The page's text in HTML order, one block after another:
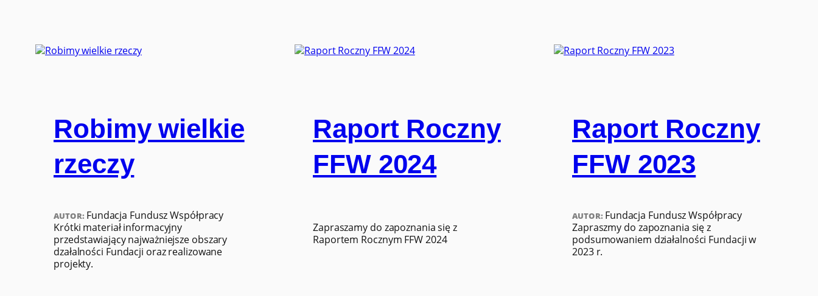
Robimy wielkie
rzeczy
AUTOR: Fundacja Fundusz Współpracy
Krótki materiał informacyjny
przedstawiający najważniejsze obszary
dzałalności Fundacji oraz realizowane
projekty.
Raport Roczny
FFW 2024
Zapraszamy do zapoznania się z
Raportem Rocznym FFW 2024
Raport Roczny
FFW 2023
AUTOR: Fundacja Fundusz Współpracy
Zapraszmy do zapoznania się z
podsumowaniem działalności Fundacji w
2023 r.